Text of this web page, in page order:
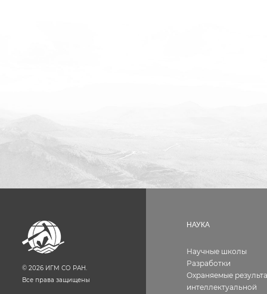
© 2026 ИГМ СО РАН.
Все права защищены
НАУКА
Научные школы
Разработки
Охраняемые
интеллектуальной